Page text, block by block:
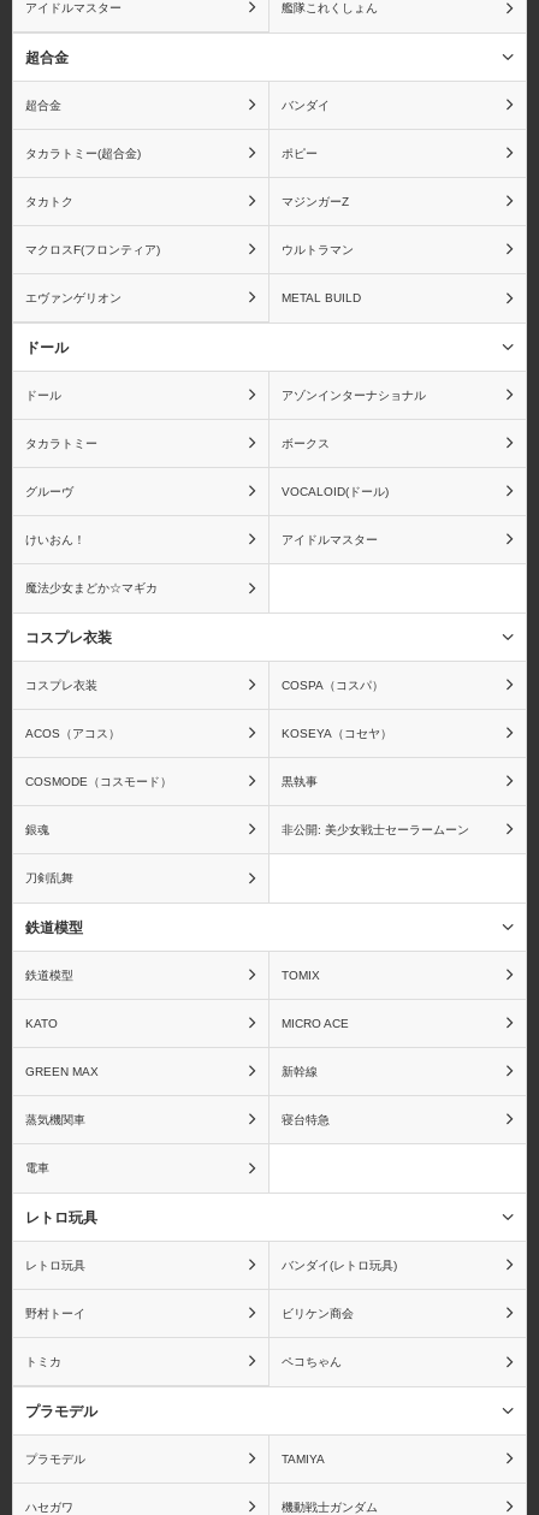
ムービック メガハウス
メディアファクトリー メディコムトイ
アクエリオンEVOL アクセルワールド
アズールレーン
あの夏で待ってる
あの日見た花の名前を僕
達はまだ知らない。
甘城ブリリアントパーク ARIA The NATURAL
アンパンマン
IS〈インフィニット・ス
アイドルマスター 艦隊これくしょん
超合金
超合金 バンダイ
タカラトミー(超合金) ポピー
タカトク マジンガーZ
マクロスF(フロンティア) ウルトラマン
エヴァンゲリオン METAL BUILD
ドール
ドール アゾンインターナショナル
タカラトミー ボークス
グルーヴ VOCALOID(ドール)
けいおん！ アイドルマスター
魔法少女まどか☆マギカ
コスプレ衣装
コスプレ衣装 COSPA（コスパ）
ACOS（アコス） KOSEYA（コセヤ）
COSMODE（コスモード） 黒執事
銀魂 非公開: 美少女戦士セーラームーン
刀剣乱舞
鉄道模型
鉄道模型 TOMIX
KATO MICRO ACE
GREEN MAX 新幹線
蒸気機関車 寝台特急
電車
レトロ玩具
レトロ玩具 バンダイ(レトロ玩具)
野村トーイ ビリケン商会
トミカ ペコちゃん
プラモデル
プラモデル TAMIYA
ハセガワ 機動戦士ガンダム